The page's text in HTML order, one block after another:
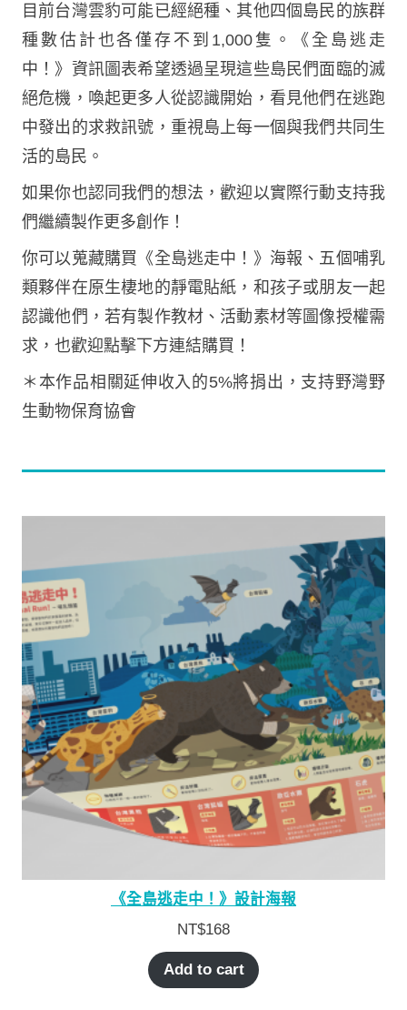
目前台灣雲豹可能已經絕種、其他四個島民的族群
種數估計也各僅存不到1,000隻。《全島逃走
中！》資訊圖表希望透過呈現這些島民們面臨的滅
絕危機，喚起更多人從認識開始，看見他們在逃跑
中發出的求救訊號，重視島上每一個與我們共同生
活的島民。
如果你也認同我們的想法，歡迎以實際行動支持我
們繼續製作更多創作！
你可以蒐藏購買《全島逃走中！》海報、五個哺乳
類夥伴在原生棲地的靜電貼紙，和孩子或朋友一起
認識他們，若有製作教材、活動素材等圖像授權需
求，也歡迎點擊下方連結購買！
＊本作品相關延伸收入的5%將捐出，支持野灣野
生動物保育協會
《全島逃走中！》設計海報
NT$168
Add to cart